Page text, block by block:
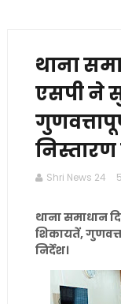
थाना
एसपी ने
निस्तारण
Shri News 24
थाना समाधान
शिकायतें,
निर्देश।